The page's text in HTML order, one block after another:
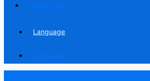
Language